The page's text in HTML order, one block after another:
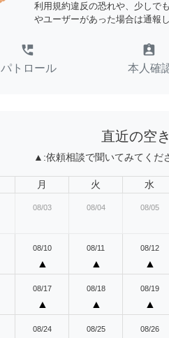
利用規約違反の恐れや、少しで
やユーザーがあった場合は通報
perm_phone_msg
パトロール
assignment_ind
本人確
直近の空
▲:依頼相談で聞いてみてくだ
月 火 水
08/03 08/04 08/05
08/10
▲
08/11
▲
08/12
▲
08/17
▲
08/18
▲
08/19
▲
08/24 08/25 08/26